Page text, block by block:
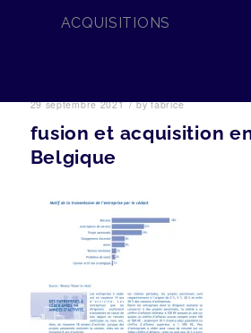
ACQUISITIONS
29 septembre 2021 / byfabrice
fusion et acquisition
Belgique